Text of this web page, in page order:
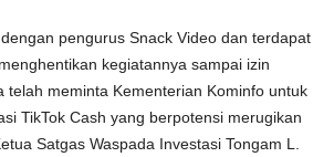
pengurus Snack Video dan terdapat
kegiatannya sampai izin
telah meminta Kementerian Kominfo untuk
TikTok Cash yang berpotensi merugikan
Satgas Waspada Investasi Tongam L.